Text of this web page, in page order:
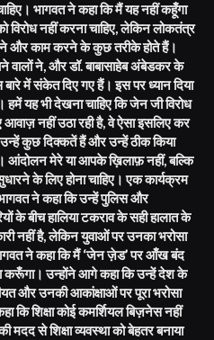
भागवत ने कहा कि मैं यह नहीं कहूँगा
विरोध नहीं करना चाहिए, लेकिन लोकतंत्र
और काम करने के कुछ तरीके होते हैं।
वालों ने, और डॉ. बाबासाहेब अंबेडकर के
बारे में संकेत दिए गए हैं। इस पर ध्यान दिया
हमें यह भी देखना चाहिए कि जेन जी विरोध
नहीं उठा रही है, वे ऐसा इसलिए कर
उन्हें कुछ दिक्कतें हैं और उन्हें ठीक किया
आंदोलन मेरे या आपके ख़िलाफ़ नहीं, बल्कि
के लिए होना चाहिए। एक कार्यक्रम
ने कहा कि उन्हें पुलिस और
के बीच हालिया टकराव के सही हालात के
नहीं है, लेकिन युवाओं पर उनका भरोसा
ने कहा कि मैं ‘जेन ज़ेड’ पर आँख बंद
करूँगा। उन्होंने आगे कहा कि उन्हें देश के
और उनकी आकांक्षाओं पर पूरा भरोसा
कि शिक्षा कोई कमर्शियल बिज़नेस नहीं
मदद से शिक्षा व्यवस्था को बेहतर बनाया